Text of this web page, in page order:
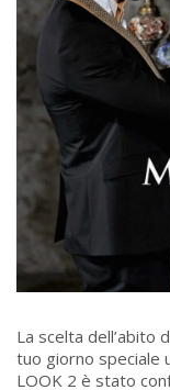
La scelta dell’abito
tuo giorno speciale
LOOK 2 è stato